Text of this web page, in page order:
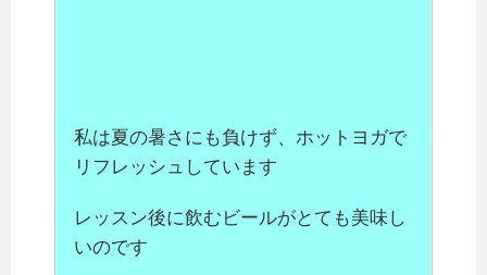
私は夏の暑さにも負けず、ホットヨガで
リフレッシュしています
レッスン後に飲むビールがとても美味し
いのです